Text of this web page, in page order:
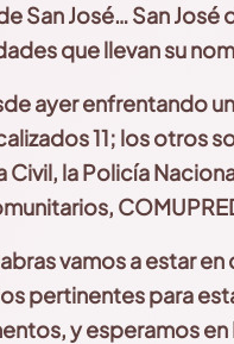
San José… San
que llevan su
ayer enfrentando un
11; los otros
Civil, la Policía
vamos a estar
pertinentes para
y esperamosen